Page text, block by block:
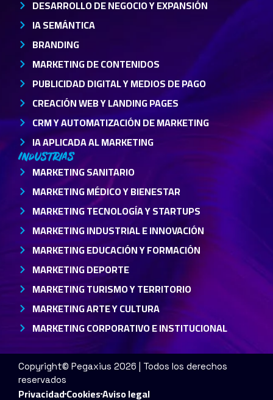
DESARROLLO DE NEGOCIO Y EXPANSIÓN
IA SEMÁNTICA
BRANDING
MARKETING DE CONTENIDOS
PUBLICIDAD DIGITAL Y MEDIOS DE PAGO
CREACIÓN WEB Y LANDING PAGES
CRM Y AUTOMATIZACIÓN DE MARKETING
IA APLICADA AL MARKETING
Industrias
MARKETING SANITARIO
MARKETING MÉDICO Y BIENESTAR
MARKETING TECNOLOGÍA Y STARTUPS
MARKETING INDUSTRIAL E INNOVACIÓN
MARKETING EDUCACIÓN Y FORMACIÓN
MARKETING DEPORTE
MARKETING TURISMO Y TERRITORIO
MARKETING ARTE Y CULTURA
MARKETING CORPORATIVO E INSTITUCIONAL
Copyright© Pegaxius 2026 | Todos los derechos
reservados
PrivacidadCookiesAviso legal